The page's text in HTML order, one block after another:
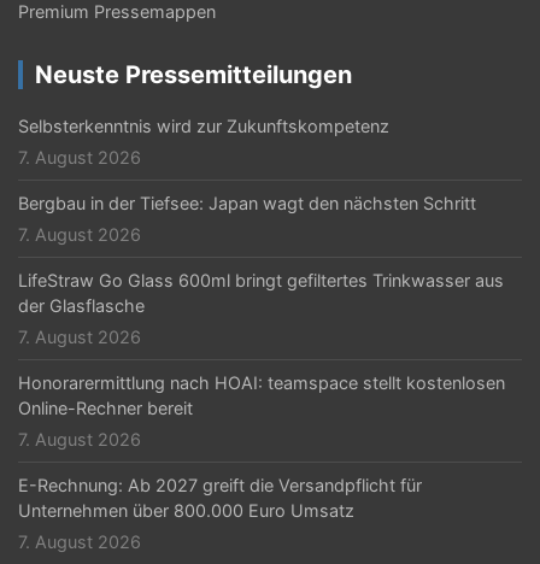
Premium Pressemappen
Neuste Pressemitteilungen
Selbsterkenntnis wird zur Zukunftskompetenz
7. August 2026
Bergbau in der Tiefsee: Japan wagt den nächsten Schritt
7. August 2026
LifeStraw Go Glass 600ml bringt gefiltertes Trinkwasser aus
der Glasflasche
7. August 2026
Honorarermittlung nach HOAI: teamspace stellt kostenlosen
Online-Rechner bereit
7. August 2026
E-Rechnung: Ab 2027 greift die Versandpflicht für
Unternehmen über 800.000 Euro Umsatz
7. August 2026